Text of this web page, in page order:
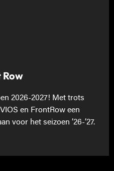
2026-2027! Met trots
en FrontRow een
voor het seizoen ’26-’27.